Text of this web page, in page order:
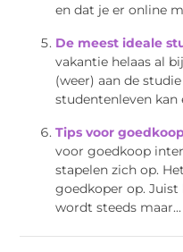
en dat je er online
De meest ideale
vakantie helaas al
(weer) aan de
studentenleven kan
Tips voor
voor goedkoop
stapelen zich op.
goedkoper op.
wordt steeds maar...